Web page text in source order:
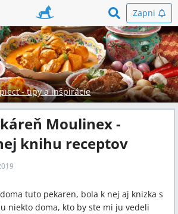
Zapni
- tipy a inšpirácie
Moulinex -
knihu receptov
tuto pekaren, bola k nej aj knizka s
niekto doma, kto by ste mi ju vedeli